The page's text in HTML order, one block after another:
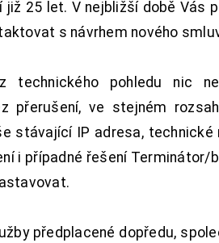
již 25 let. V nejbližší době Vás
s návrhem nového
pohledu nic
přerušení, ve stejném
stávající IP adresa, technické
i případné řešení Terminátor/
předplacené dopředu,